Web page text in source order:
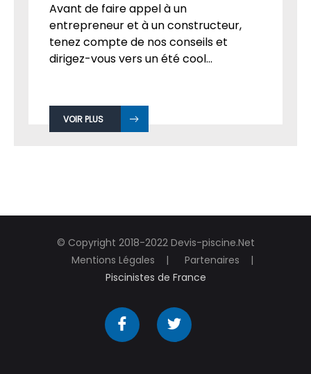
Avant de faire appel à un
entrepreneur et à un constructeur,
tenez compte de nos conseils et
dirigez-vous vers un été cool...
VOIR PLUS
© Copyright 2018-2022 Devis-piscine.Net
Mentions Légales
Partenaires
Piscinistes de France